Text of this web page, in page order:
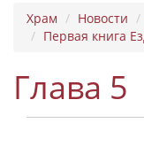
Храм Новости
Первая книга
Глава 5